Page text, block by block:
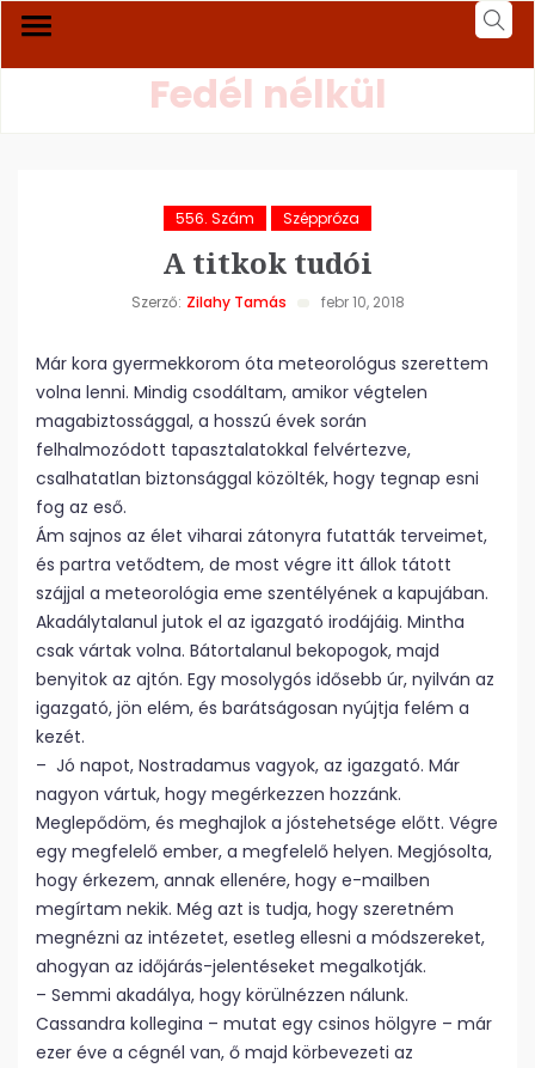
Fedél nélkül
556. Szám Széppróza
A titkok tudói
Szerző: Zilahy Tamás febr 10, 2018
Már kora gyermekkorom óta meteorológus szerettem
volna lenni. Mindig csodáltam, amikor végtelen
magabiztossággal, a hosszú évek során
felhalmozódott tapasztalatokkal felvértezve,
csalhatatlan biztonsággal közölték, hogy tegnap esni
fog az eső.
Ám sajnos az élet viharai zátonyra futatták terveimet,
és partra vetődtem, de most végre itt állok tátott
szájjal a meteorológia eme szentélyének a kapujában.
Akadálytalanul jutok el az igazgató irodájáig. Mintha
csak vártak volna. Bátortalanul bekopogok, majd
benyitok az ajtón. Egy mosolygós idősebb úr, nyilván az
igazgató, jön elém, és barátságosan nyújtja felém a
kezét.
– Jó napot, Nostradamus vagyok, az igazgató. Már
nagyon vártuk, hogy megérkezzen hozzánk.
Meglepődöm, és meghajlok a jóstehetsége előtt. Végre
egy megfelelő ember, a megfelelő helyen. Megjósolta,
hogy érkezem, annak ellenére, hogy e-mailben
megírtam nekik. Még azt is tudja, hogy szeretném
megnézni az intézetet, esetleg ellesni a módszereket,
ahogyan az időjárás-jelentéseket megalkotják.
– Semmi akadálya, hogy körülnézzen nálunk.
Cassandra kollegina – mutat egy csinos hölgyre – már
ezer éve a cégnél van, ő majd körbevezeti az